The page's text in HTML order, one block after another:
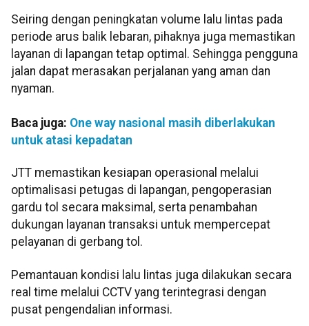
Seiring dengan peningkatan volume lalu lintas pada
periode arus balik lebaran, pihaknya juga memastikan
layanan di lapangan tetap optimal. Sehingga pengguna
jalan dapat merasakan perjalanan yang aman dan
nyaman.
Baca juga: One way nasional masih diberlakukan
untuk atasi kepadatan
JTT memastikan kesiapan operasional melalui
optimalisasi petugas di lapangan, pengoperasian
gardu tol secara maksimal, serta penambahan
dukungan layanan transaksi untuk mempercepat
pelayanan di gerbang tol.
Pemantauan kondisi lalu lintas juga dilakukan secara
real time melalui CCTV yang terintegrasi dengan
pusat pengendalian informasi.